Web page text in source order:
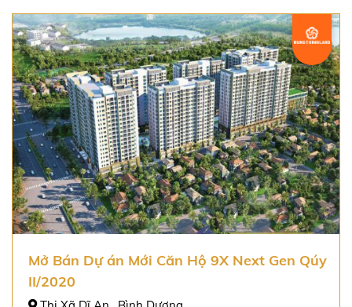
Mở Bán Dự án Mới Căn Hộ 9X Next Gen Qúy
II/2020